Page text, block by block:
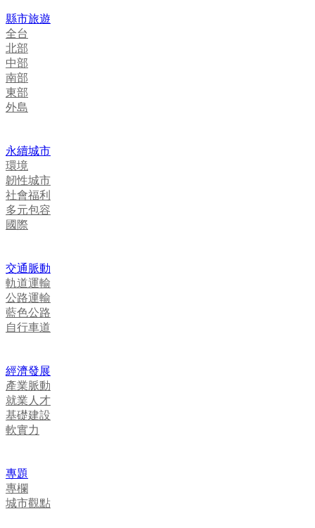
縣市旅遊
全台
北部
中部
南部
東部
外島
永續城市
環境
韌性城市
社會福利
多元包容
國際
交通脈動
軌道運輸
公路運輸
藍色公路
自行車道
經濟發展
產業脈動
就業人才
基礎建設
軟實力
專題
專欄
城市觀點